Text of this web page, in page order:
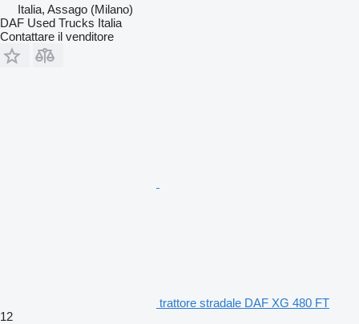
Italia, Assago (Milano)
DAF Used Trucks Italia
Contattare il venditore
trattore stradale DAF XG 480 FT
12